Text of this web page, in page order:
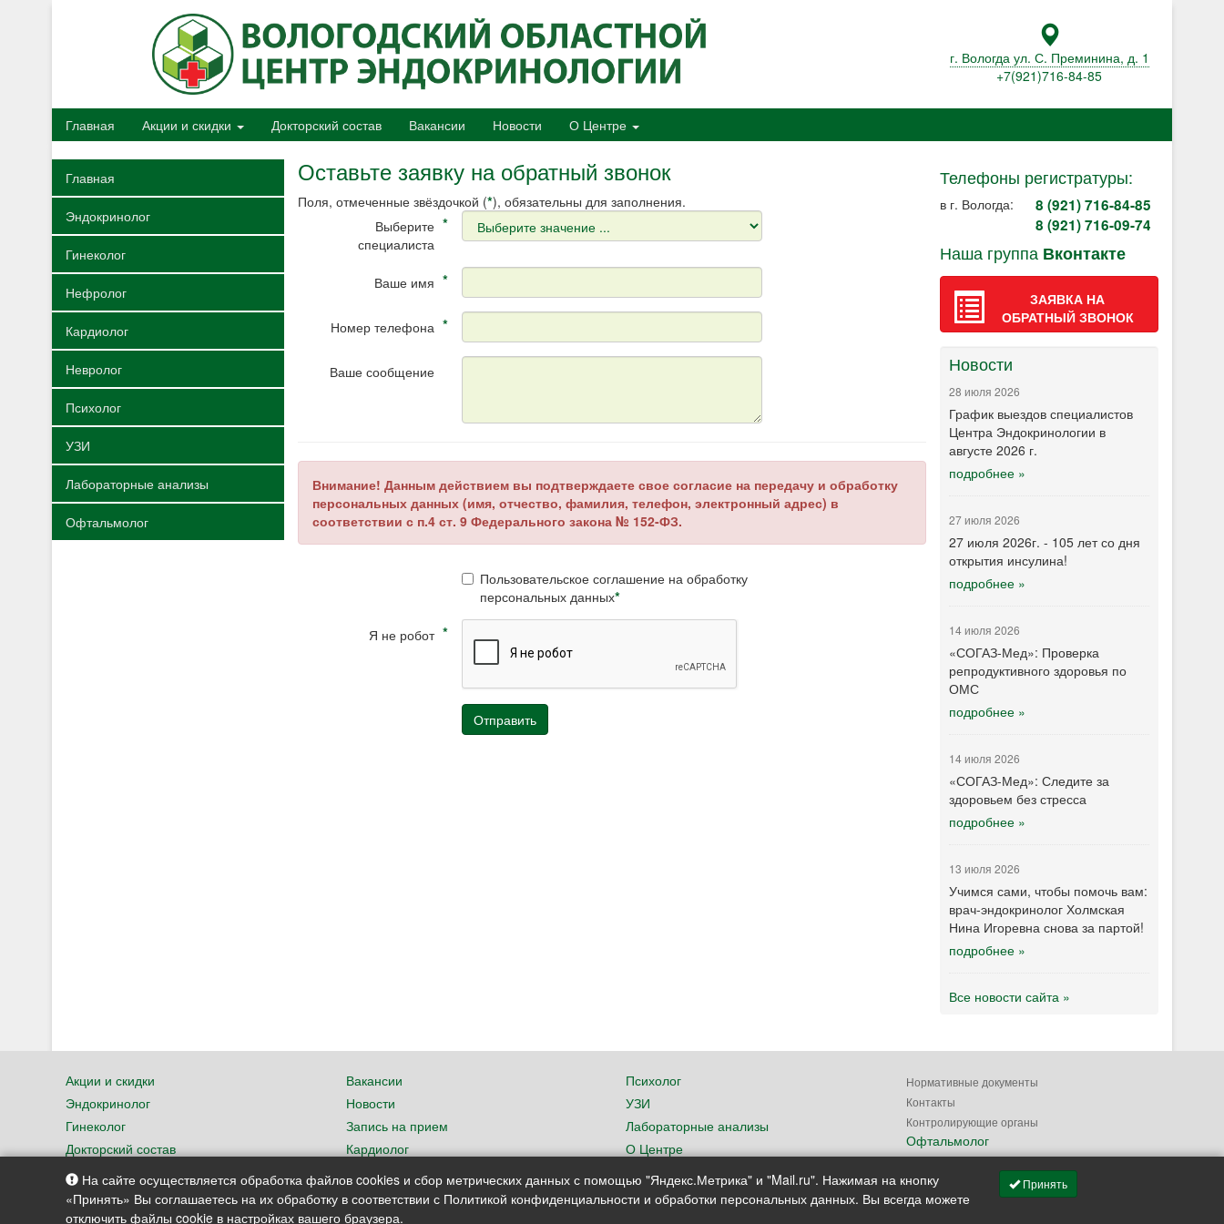
г. Вологда ул. С. Преминина, д. 1
+7(921)716-84-85
Главная Акции и скидки Докторский состав Вакансии Новости О Центре
Оставьте заявку на обратный звонок
Поля, отмеченные звёздочкой (*), обязательны для заполнения.
Выберите
специалиста
*
Ваше имя *
Номер телефона *
Ваше сообщение
Внимание! Данным действием вы подтверждаете свое согласие на передачу и обработку
персональных данных (имя, отчество, фамилия, телефон, электронный адрес) в
соответствии с п.4 ст. 9 Федерального закона № 152-ФЗ.
Пользовательское соглашение на обработку
персональных данных*
Я не робот *
Главная
Эндокринолог
Гинеколог
Нефролог
Кардиолог
Невролог
Психолог
УЗИ
Лабораторные анализы
Офтальмолог
Телефоны регистратуры:
в г. Вологда: 8 (921) 716-84-85
8 (921) 716-09-74
Наша группа Вконтакте
ЗАЯВКА НА
ОБРАТНЫЙ ЗВОНОК
Новости
28 июля 2026
График выездов специалистов
Центра Эндокринологии в
августе 2026 г.
подробнее »
27 июля 2026
27 июля 2026г. - 105 лет со дня
открытия инсулина!
подробнее »
14 июля 2026
«СОГАЗ-Мед»: Проверка
репродуктивного здоровья по
ОМС
подробнее »
14 июля 2026
«СОГАЗ-Мед»: Следите за
здоровьем без стресса
подробнее »
13 июля 2026
Учимся сами, чтобы помочь вам:
врач-эндокринолог Холмская
Нина Игоревна снова за партой!
подробнее »
Все новости сайта »
Акции и скидки
Эндокринолог
Гинеколог
Докторский состав
Нефролог
Вакансии
Новости
Запись на прием
Кардиолог
Невролог
Психолог
УЗИ
Лабораторные анализы
О Центре
Нормативные документы
Контакты
Контролирующие органы
Офтальмолог
На сайте осуществляется обработка файлов cookies и сбор метрических данных с помощью "Яндекс.Метрика" и "Mail.ru". Нажимая на кнопку
«Принять» Вы соглашаетесь на их обработку в соответствии с Политикой конфиденциальности и обработки персональных данных. Вы всегда можете
отключить файлы cookie в настройках вашего браузера.
Принять